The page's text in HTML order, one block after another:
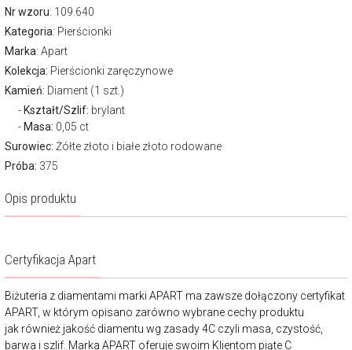
Nr wzoru: 109.640
Kategoria: Pierścionki
Marka: Apart
Kolekcja: Pierścionki zaręczynowe
Kamień: Diament (1 szt.)
Kształt/Szlif: brylant
Masa: 0,05 ct
Surowiec: Żółte złoto i białe złoto rodowane
Próba: 375
Opis produktu
Certyfikacja Apart
Biżuteria z diamentami marki APART ma zawsze dołączony certyfikat
APART, w którym opisano zarówno wybrane cechy produktu
jak również jakość diamentu wg zasady 4C czyli masa, czystość,
barwa i szlif. Marka APART oferuje swoim Klientom piąte C